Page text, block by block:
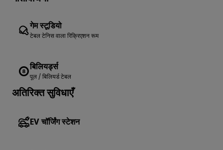
गेम स्टूडियो
टेबल टेनिस वाला रिक्रिएशन रूम
बिलियर्ड्स
पूल / बिलियर्ड टेबल
अतिरिक्त सुविधाएँ
EV चॉर्जिंग स्टेशन